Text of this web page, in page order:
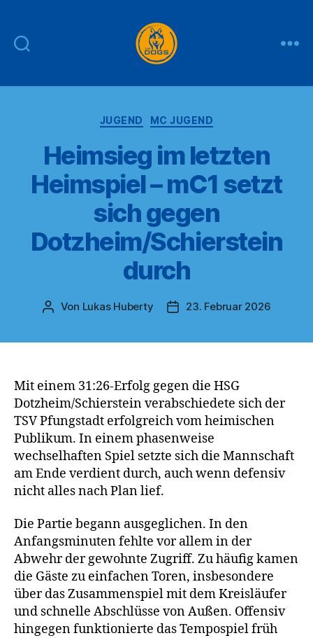
DOGS
Kategorien
JUGEND MC JUGEND
Heimsieg im letzten
Heimspiel – mC1 setzt
sich gegen
Dotzheim/Schierstein
durch
Beitragsautor
Von Lukas Huberty Veröffentlichungsdatum
23. Februar 2026
Mit einem 31:26-Erfolg gegen die HSG
Dotzheim/Schierstein verabschiedete sich der
TSV Pfungstadt erfolgreich vom heimischen
Publikum. In einem phasenweise
wechselhaften Spiel setzte sich die Mannschaft
am Ende verdient durch, auch wenn defensiv
nicht alles nach Plan lief.
Die Partie begann ausgeglichen. In den
Anfangsminuten fehlte vor allem in der
Abwehr der gewohnte Zugriff. Zu häufig kamen
die Gäste zu einfachen Toren, insbesondere
über das Zusammenspiel mit dem Kreisläufer
und schnelle Abschlüsse von Außen. Offensiv
hingegen funktionierte das Tempospiel früh